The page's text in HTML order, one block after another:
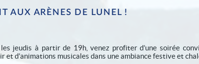
AUX ARÈNES DE LUNEL !
les jeudis à partir de 19h, venez profiter d’une soirée
et d’animations musicales dans une ambiance festive et